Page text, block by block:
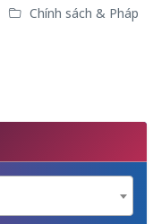
Chính sách & Pháp